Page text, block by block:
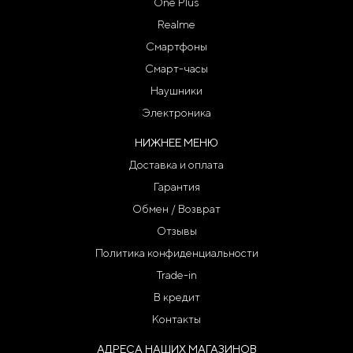
Купить Xiaomi Redmi Note 4 в СПб – это стать владельцем
недорого гаджета с хорошими техническими параметрами.
контрастными дисплеем, приятным внешним видом.
Realme
Смартфоны
Смарт-часы
Наушники
Электроника
НИЖНЕЕ МЕНЮ
Доставка и оплата
Гарантия
Обмен / Возврат
Отзывы
Политика конфиденциальности
Trade-in
В кредит
Контакты
АДРЕСА НАШИХ МАГАЗИНОВ